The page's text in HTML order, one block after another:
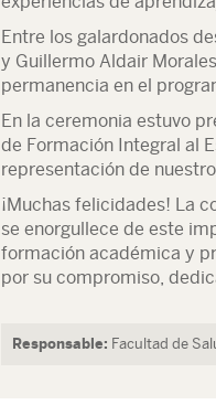
Entre los galardonados
y Guillermo Aldair
permanencia en el
En la ceremonia estuvo
de Formación Integral al
representación de
¡Muchas felicidades! La
se enorgullece de este
formación académica y
por su compromiso,
Responsable: Facultad de